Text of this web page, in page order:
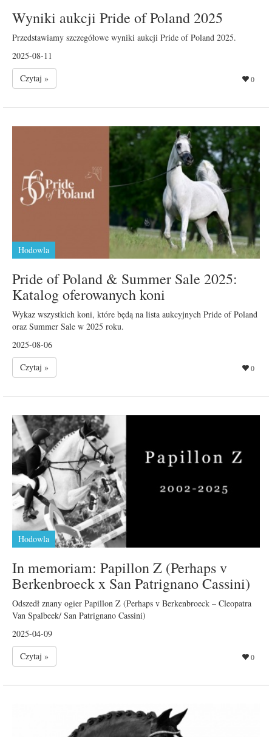
Wyniki aukcji Pride of Poland 2025
Przedstawiamy szczegółowe wyniki aukcji Pride of Poland 2025.
2025-08-11
Czytaj »
0
Hodowla
Pride of Poland & Summer Sale 2025:
Katalog oferowanych koni
Wykaz wszystkich koni, które będą na lista aukcyjnych Pride of Poland
oraz Summer Sale w 2025 roku.
2025-08-06
Czytaj »
0
Hodowla
In memoriam: Papillon Z (Perhaps v
Berkenbroeck x San Patrignano Cassini)
Odszedł znany ogier Papillon Z (Perhaps v Berkenbroeck – Cleopatra
Van Spalbeek/ San Patrignano Cassini)
2025-04-09
Czytaj »
0